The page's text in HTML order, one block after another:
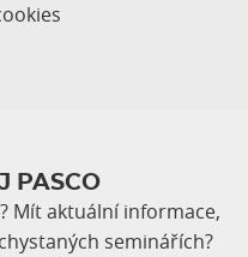
PASCO
Mít aktuální informace,
seminářích?